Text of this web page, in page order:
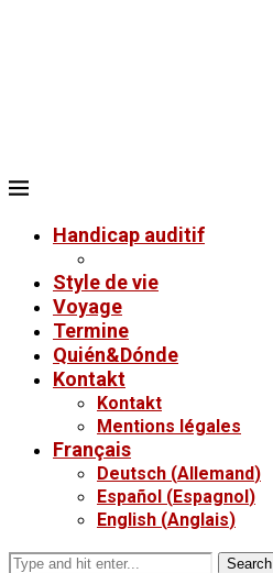
Handicap auditif
Style de vie
Voyage
Termine
Quién&Dónde
Kontakt
Kontakt
Mentions légales
Français
Deutsch (Allemand)
Español (Espagnol)
English (Anglais)
Search